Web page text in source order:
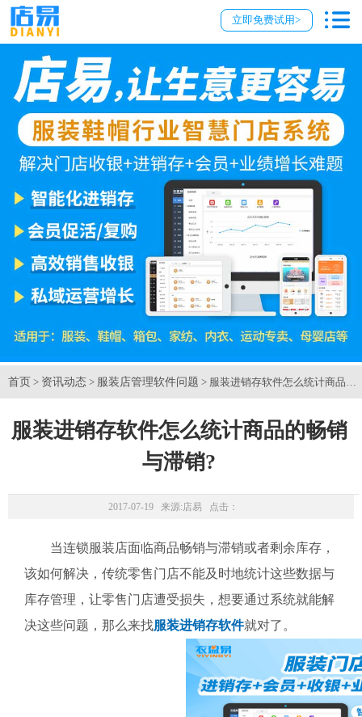
立即免费试用>
首页 > 资讯动态 > 服装店管理软件问题 > 服装进销存软件怎么统计商品的
服装进销存软件怎么统计商品的畅销
与滞销?
2017-07-19 来源:店易 点击：
当连锁服装店面临商品畅销与滞销或者剩余库存，
该如何解决，传统零售门店不能及时地统计这些数据与
库存管理，让零售门店遭受损失，想要通过系统就能解
决这些问题，那么来找服装进销存软件就对了。